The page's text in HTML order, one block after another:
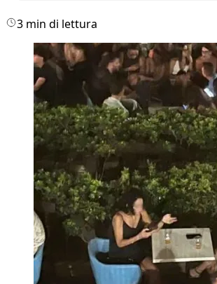
3 min di lettura